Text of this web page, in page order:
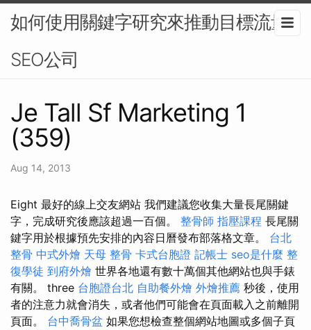
如何使用關鍵字研究來推動目標流量-
SEO公司
Je Tall Sf Marketing 1
(359)
Aug 14, 2013
Eight 最好的線上交友網站 我們建議您收集大量長尾關鍵
字，完成研究後應該超過一百個。 整骨師 指壓課程 長尾關
鍵字用於根據預先安排的內容日曆發布部落格文章。 台北
整骨 中式外燴 天母 整骨 卡式台胞證 記帳士 seo是什麼 整
復學徒 到府外燴 世界各地還有數十萬個其他網站也與手錶
有關。 three 台胞證台北 自助餐外燴 外燴推薦 秒後，使用
者的注意力就會消失，或者他們可能會在頁面載入之前離開
頁面。 台中喬骨盆 如果您想檢查整個網站地圖或多個子頁